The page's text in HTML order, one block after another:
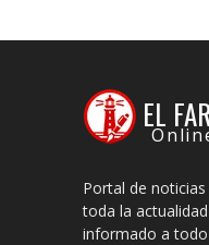
EL
Portal de
toda la
informado a